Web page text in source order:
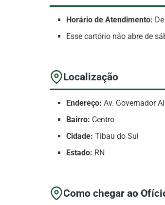
Horário de Atendimento:
Esse cartório não abre de
Localização
Endereço: Av. Governador
Bairro: Centro
Cidade: Tibau do Sul
Estado: RN
Como chegar ao